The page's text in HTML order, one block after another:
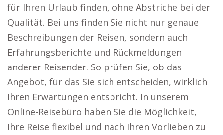
für Ihren Urlaub finden, ohne Abstriche bei der
Qualität. Bei uns finden Sie nicht nur genaue
Beschreibungen der Reisen, sondern auch
Erfahrungsberichte und Rückmeldungen
anderer Reisender. So prüfen Sie, ob das
Angebot, für das Sie sich entscheiden, wirklich
Ihren Erwartungen entspricht. In unserem
Online-Reisebüro haben Sie die Möglichkeit,
Ihre Reise flexibel und nach Ihren Vorlieben zu